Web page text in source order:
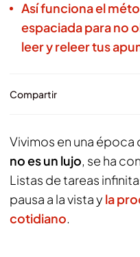
Así funciona el
espaciada para no
leer y releer tus
Compartir
Vivimos en una época
no es un lujo, se ha
Listas de tareas
pausa a la vista y la
cotidiano.